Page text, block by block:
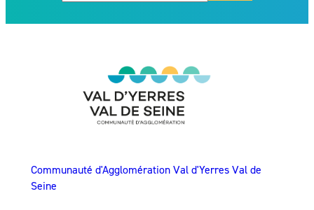
Communauté d'Agglomération Val d'Yerres Val de
Seine